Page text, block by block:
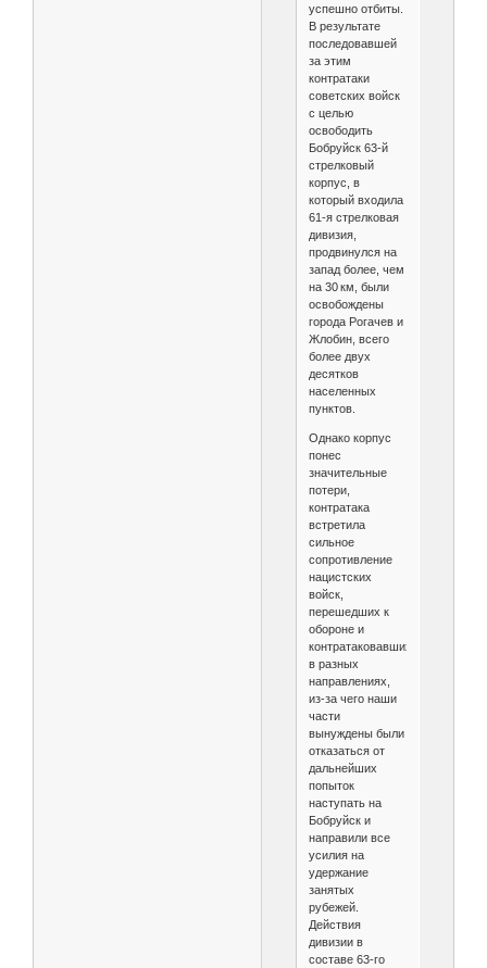
успешно отбиты.
В результате
последовавшей
за этим
контратаки
советских войск
с целью
освободить
Бобруйск 63‑й
стрелковый
корпус, в
который входила
61‑я стрелковая
дивизия,
продвинулся на
запад более, чем
на 30 км, были
освобождены
города Рогачев и
Жлобин, всего
более двух
десятков
населенных
пунктов.
Однако корпус
понес
значительные
потери,
контратака
встретила
сильное
сопротивление
нацистских
войск,
перешедших к
обороне и
контратаковавших
в разных
направлениях,
из‑за чего наши
части
вынуждены были
отказаться от
дальнейших
попыток
наступать на
Бобруйск и
направили все
усилия на
удержание
занятых
рубежей.
Действия
дивизии в
составе 63‑го